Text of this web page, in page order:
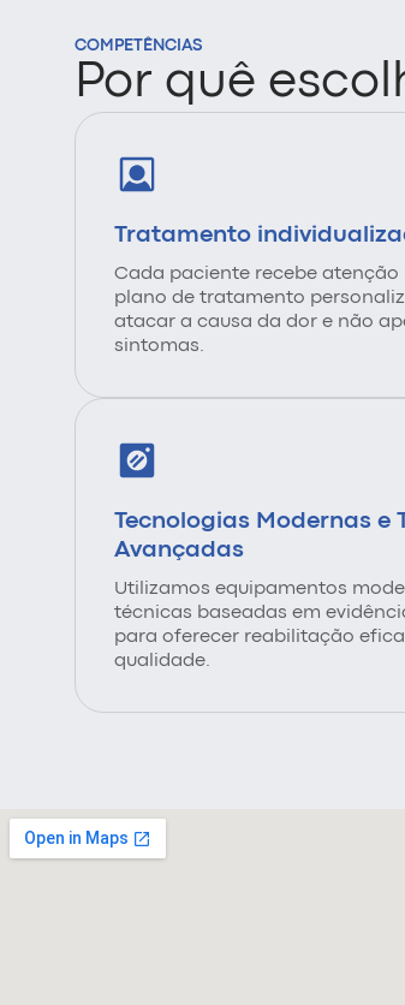
COMPETÊNCIAS
Por quê
Tratamento
Cada paciente recebe atenção
plano de tratamento
atacar a causa da dor e não
sintomas.
Tecnologias Modernas e
Avançadas
Utilizamos equipamentos
técnicas baseadas em
para oferecer reabilitação
qualidade.